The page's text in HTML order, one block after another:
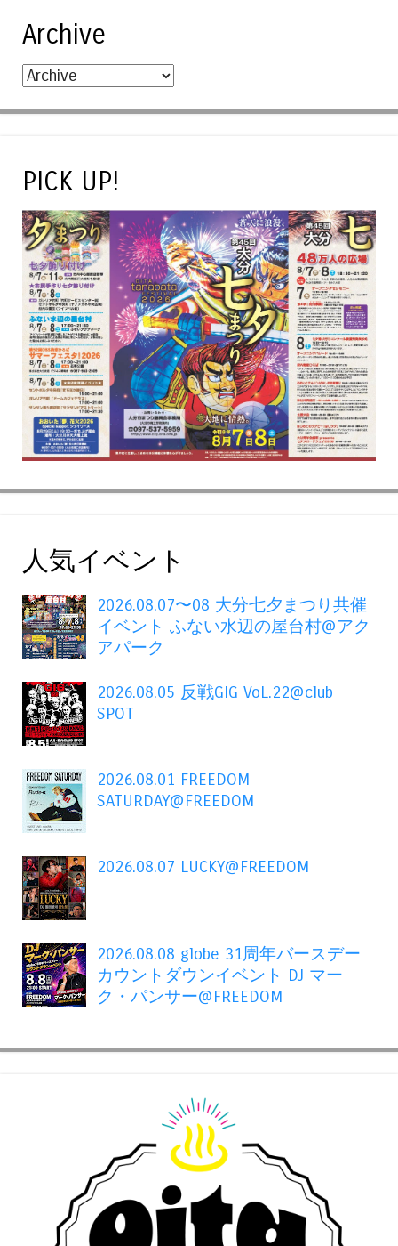
Archive
PICK UP!
人気イベント
2026.08.07〜08 大分七夕まつり共催
イベント ふない水辺の屋台村@アク
アパーク
2026.08.05 反戦GIG VoL.22@club
SPOT
2026.08.01 FREEDOM
SATURDAY@FREEDOM
2026.08.07 LUCKY@FREEDOM
2026.08.08 globe 31周年バースデー
カウントダウンイベント DJ マー
ク・パンサー@FREEDOM